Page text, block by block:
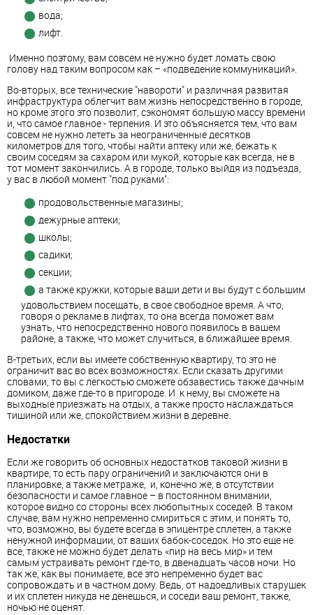
вода;
лифт.
Именно поэтому, вам совсем не нужно будет ломать свою
голову над таким вопросом как – «подведение коммуникаций».
Во-вторых, все технические "навороти" и различная развитая
инфраструктура облегчит вам жизнь непосредственно в городе,
но кроме этого это позволит, сэкономят большую массу времени
и, что самое главное - терпения. И это объясняется тем, что вам
совсем не нужно лететь за неограниченные десятков
километров для того, чтобы найти аптеку или же, бежать к
своим соседям за сахаром или мукой, которые как всегда, не в
тот момент закончились. А в городе, только выйдя из подъезда,
у вас в любой момент "под руками":
продовольственные магазины;
дежурные аптеки;
школы;
садики;
секции;
а также кружки, которые ваши дети и вы будут с большим
удовольствием посещать, в свое свободное время. А что,
говоря о рекламе в лифтах, то она всегда поможет вам
узнать, что непосредственно нового появилось в вашем
районе, а также, что может случиться, в ближайшее время.
В-третьих, если вы имеете собственную квартиру, то это не
ограничит вас во всех возможностях. Если сказать другими
словами, то вы с легкостью сможете обзавестись также дачным
домиком, даже где-то в пригороде. И к нему, вы сможете на
выходные приезжать на отдых, а также просто наслаждаться
тишиной или же, спокойствием жизни в деревне.
Недостатки
Если же говорить об основных недостатков таковой жизни в
квартире, то есть пару ограничений и заключаются они в
планировке, а также метраже, и, конечно же, в отсутствии
безопасности и самое главное – в постоянном внимании,
которое видно со стороны всех любопытных соседей. В таком
случае, вам нужно непременно смириться с этим, и понять то,
что, возможно, вы будете всегда в эпицентре сплетен, а также
ненужной информации, от ваших бабок-соседок. Но это еще не
все, также не можно будет делать «пир на весь мир» и тем
самым устраивать ремонт где-то, в двенадцать часов ночи. Но
так же, как вы понимаете, все это непременно будет вас
сопровождать и в частном дому. Ведь, от надоедливых старушек
и их сплетен никуда не денешься, и соседи ваш ремонт, также,
ночью не оценят.